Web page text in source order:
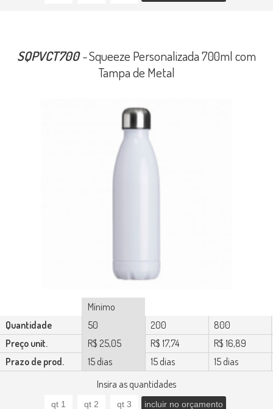
Insira as quantidades
SQPVCT700-Squeeze Personalizada 700ml com
Tampa de Metal
Mínimo
Quantidade
50 200
800
Preço unit.
R$ 25,05 R$ 17,74
R$ 16,89
Prazo de prod.
15 dias 15 dias 15 dias